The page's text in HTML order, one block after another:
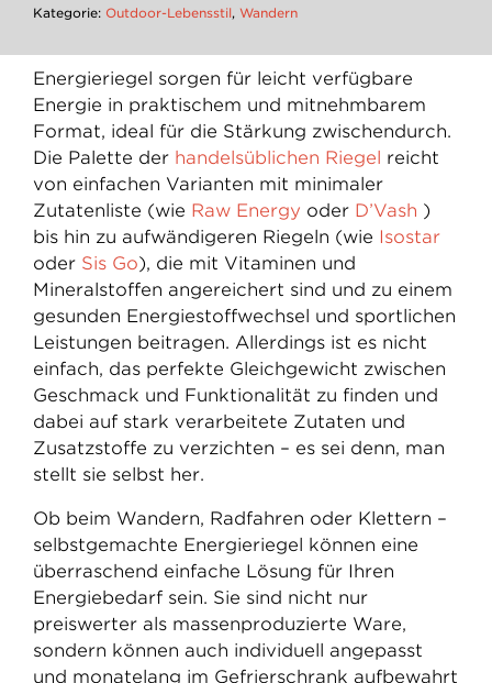
Kategorie: Outdoor-Lebensstil, Wandern
Energieriegel sorgen für leicht verfügbare
Energie in praktischem und mitnehmbarem
Format, ideal für die Stärkung zwischendurch.
Die Palette der handelsüblichen Riegel reicht
von einfachen Varianten mit minimaler
Zutatenliste (wie Raw Energy oder D’Vash )
bis hin zu aufwändigeren Riegeln (wie Isostar
oder Sis Go), die mit Vitaminen und
Mineralstoffen angereichert sind und zu einem
gesunden Energiestoffwechsel und sportlichen
Leistungen beitragen. Allerdings ist es nicht
einfach, das perfekte Gleichgewicht zwischen
Geschmack und Funktionalität zu finden und
dabei auf stark verarbeitete Zutaten und
Zusatzstoffe zu verzichten – es sei denn, man
stellt sie selbst her.
Ob beim Wandern, Radfahren oder Klettern –
selbstgemachte Energieriegel können eine
überraschend einfache Lösung für Ihren
Energiebedarf sein. Sie sind nicht nur
preiswerter als massenproduzierte Ware,
sondern können auch individuell angepasst
und monatelang im Gefrierschrank aufbewahrt